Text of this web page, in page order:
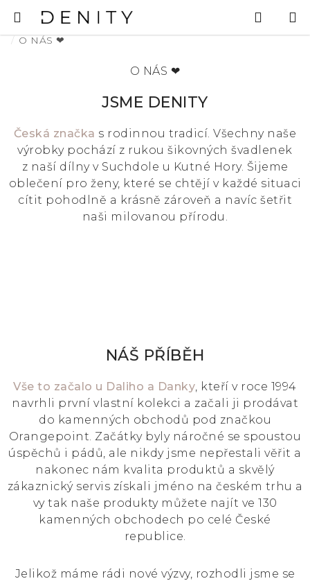
na
obsah
Hledat
Domů
O NÁS ❤
O NÁS ❤
JSME DENITY
Česká značka s rodinnou tradicí. Všechny naše
výrobky pochází z rukou šikovných švadlenek
z naší dílny v Suchdole u Kutné Hory. Šijeme
oblečení pro ženy, které se chtějí v každé situaci
cítit pohodlně a krásně zároveň a navíc šetřit
naši milovanou přírodu.
NÁŠ PŘÍBĚH
Vše to začalo u Daliho a Danky, kteří v roce 1994
navrhli první vlastní kolekci a začali ji prodávat
do kamenných obchodů pod značkou
Orangepoint. Začátky byly náročné se spoustou
úspěchů i pádů, ale nikdy jsme nepřestali věřit a
nakonec nám kvalita produktů a skvělý
zákaznický servis získali jméno na českém trhu a
vy tak naše produkty můžete najít ve 130
kamenných obchodech po celé České
republice.
Jelikož máme rádi nové výzvy, rozhodli jsme se